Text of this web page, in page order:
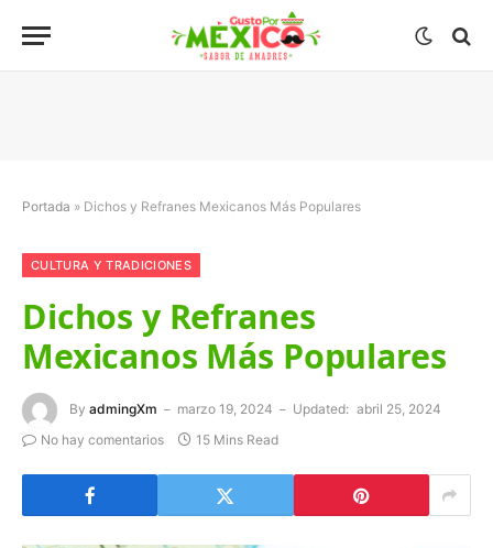
Portada » Dichos y Refranes Mexicanos Más Populares
CULTURA Y TRADICIONES
Dichos y Refranes
Mexicanos Más Populares
By admingXm marzo 19, 2024 Updated: abril 25, 2024
No hay comentarios
15 Mins Read